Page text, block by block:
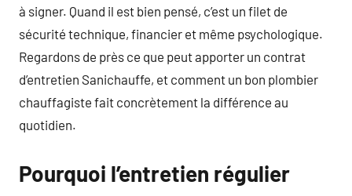
à signer. Quand il est bien pensé, c’est un filet de
sécurité technique, financier et même psychologique.
Regardons de près ce que peut apporter un contrat
d’entretien Sanichauffe, et comment un bon plombier
chauffagiste fait concrètement la différence au
quotidien.
Pourquoi l’entretien régulier